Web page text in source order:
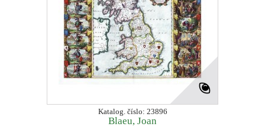
Katalog. číslo: 23896
Blaeu, Joan